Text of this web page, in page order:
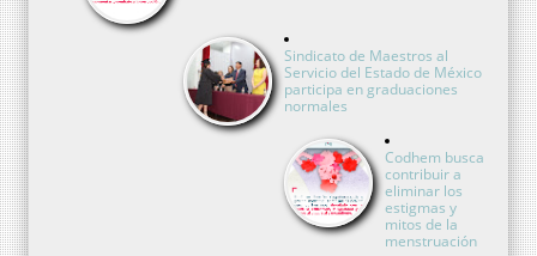
Sindicato de Maestros al
Servicio del Estado de México
participa en graduaciones
normales
Codhem busca
contribuir a
eliminar los
estigmas y
mitos de la
menstruación